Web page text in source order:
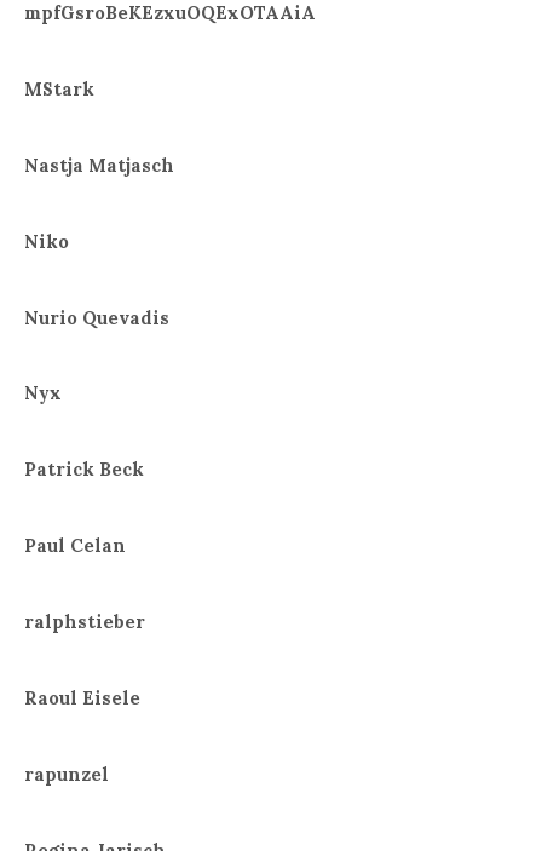
mpfGsroBeKEzxuOQExOTAAiA
MStark
Nastja Matjasch
Niko
Nurio Quevadis
Nyx
Patrick Beck
Paul Celan
ralphstieber
Raoul Eisele
rapunzel